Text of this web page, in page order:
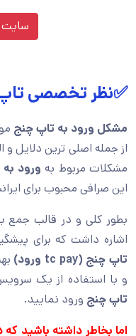
سایت
✅نظر تخصصی تاپ
مشکل ورود به تاپ چنج
از جمله اصلی ترین دلایل و
مشکلات مربوط به ورود
این صرافی محبوب برای
بطور کلی و در قالب جمع
اشاره داشت که برای
تاپ چنج (tc pay ورود)
و با استفاده از یک
تاپ چنج ورود نمایید.
اما بخاطر داشته باشید